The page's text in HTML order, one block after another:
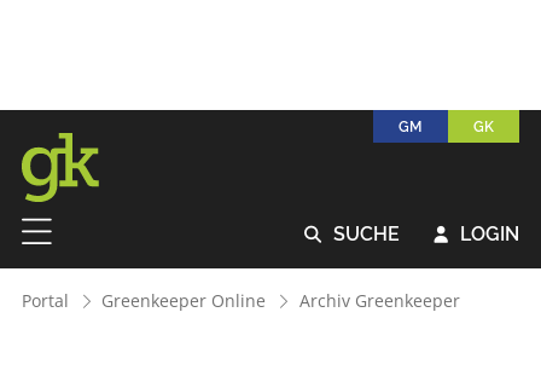
GM GK
 SUCHE  LOGIN
Portal Greenkeeper Online Archiv Greenkeeper